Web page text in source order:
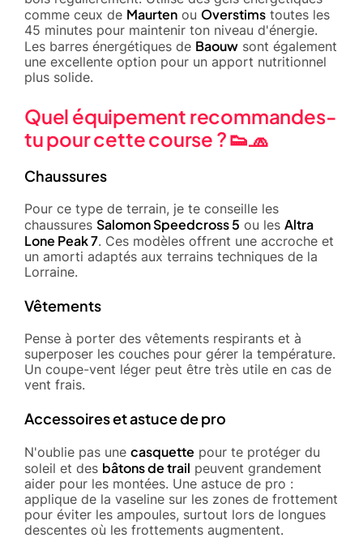
comme ceux de Maurten ou Overstims toutes les
45 minutes pour maintenir ton niveau d'énergie.
Les barres énergétiques de Baouw sont également
une excellente option pour un apport nutritionnel
plus solide.
Quel équipement recommandes-
tu pour cette course ? 👟🧢
Chaussures
Pour ce type de terrain, je te conseille les
chaussures Salomon Speedcross 5 ou les Altra
Lone Peak 7. Ces modèles offrent une accroche et
un amorti adaptés aux terrains techniques de la
Lorraine.
Vêtements
Pense à porter des vêtements respirants et à
superposer les couches pour gérer la température.
Un coupe-vent léger peut être très utile en cas de
vent frais.
Accessoires et astuce de pro
N'oublie pas une casquette pour te protéger du
soleil et des bâtons de trail peuvent grandement
aider pour les montées. Une astuce de pro :
applique de la vaseline sur les zones de frottement
pour éviter les ampoules, surtout lors de longues
descentes où les frottements augmentent.